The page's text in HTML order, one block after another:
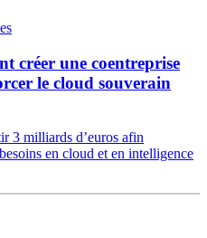
créer une coentreprise
le cloud souverain
3 milliards d’euros afin
en cloud et en intelligence